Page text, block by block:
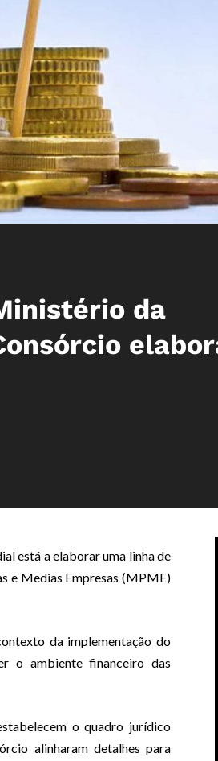
da
está a elaborar uma linha de
e Medias Empresas (MPME)
da implementação do
o ambiente financeiro das
o quadro jurídico
alinharam detalhes para